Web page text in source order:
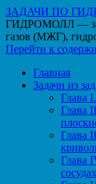
ЗАДАЧИ ПО
ГИДРОМОЛЛ —
газов (МЖГ),
Перейти к
Главная
Задачи из
Глава
Глава
Глава
Глава
сосудах